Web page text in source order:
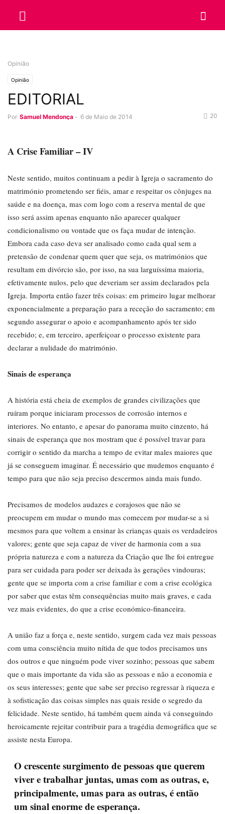
Opinião
Opinião
EDITORIAL
Por Samuel Mendonça - 6 de Maio de 2014 20
A Crise Familiar – IV
Neste sentido, muitos continuam a pedir à Igreja o sacramento do
matrimónio prometendo ser fiéis, amar e respeitar os cônjuges na
saúde e na doença, mas com logo com a reserva mental de que
isso será assim apenas enquanto não aparecer qualquer
condicionalismo ou vontade que os faça mudar de intenção.
Embora cada caso deva ser analisado como cada qual sem a
pretensão de condenar quem quer que seja, os matrimónios que
resultam em divórcio são, por isso, na sua larguíssima maioria,
efetivamente nulos, pelo que deveriam ser assim declarados pela
Igreja. Importa então fazer três coisas: em primeiro lugar melhorar
exponencialmente a preparação para a receção do sacramento; em
segundo assegurar o apoio e acompanhamento após ter sido
recebido; e, em terceiro, aperfeiçoar o processo existente para
declarar a nulidade do matrimónio.
Sinais de esperança
A história está cheia de exemplos de grandes civilizações que
ruíram porque iniciaram processos de corrosão internos e
interiores. No entanto, e apesar do panorama muito cinzento, há
sinais de esperança que nos mostram que é possível travar para
corrigir o sentido da marcha a tempo de evitar males maiores que
já se conseguem imaginar. É necessário que mudemos enquanto é
tempo para que não seja preciso descermos ainda mais fundo.
Precisamos de modelos audazes e corajosos que não se
preocupem em mudar o mundo mas comecem por mudar-se a si
mesmos para que voltem a ensinar às crianças quais os verdadeiros
valores; gente que seja capaz de viver de harmonia com a sua
própria natureza e com a natureza da Criação que lhe foi entregue
para ser cuidada para poder ser deixada às gerações vindouras;
gente que se importa com a crise familiar e com a crise ecológica
por saber que estas têm consequências muito mais graves, e cada
vez mais evidentes, do que a crise económico-financeira.
A união faz a força e, neste sentido, surgem cada vez mais pessoas
com uma consciência muito nítida de que todos precisamos uns
dos outros e que ninguém pode viver sozinho; pessoas que sabem
que o mais importante da vida são as pessoas e não a economia e
os seus interesses; gente que sabe ser preciso regressar à riqueza e
à sofisticação das coisas simples nas quais reside o segredo da
felicidade. Neste sentido, há também quem ainda vá conseguindo
heroicamente rejeitar contribuir para a tragédia demográfica que se
assiste nesta Europa.
O crescente surgimento de pessoas que querem
viver e trabalhar juntas, umas com as outras, e,
principalmente, umas para as outras, é então
um sinal enorme de esperança.